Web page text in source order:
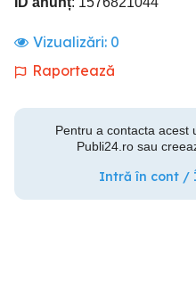
Vizualizări: 0
Raportează
Pentru a contacta acest
Publi24.ro sau
Intră în cont /